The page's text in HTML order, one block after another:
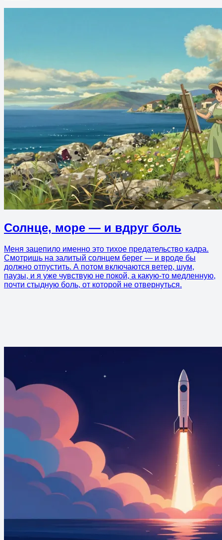
Солнце, море — и вдруг боль
Меня зацепило именно это тихое предательство кадра.
Смотришь на залитый солнцем берег — и вроде бы
должно отпустить. А потом включаются ветер, шум,
паузы, и я уже чувствую не покой, а какую-то медленную,
почти стыдную боль, от которой не отвернуться.